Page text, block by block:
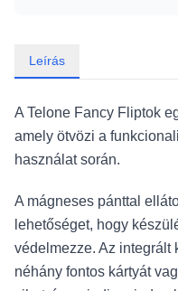
Leírás
A Telone Fancy Fliptok
amely ötvözi a
használat során.
A mágneses pánttal
lehetőséget, hogy
védelmezze. Az integrált
néhány fontos kártyát